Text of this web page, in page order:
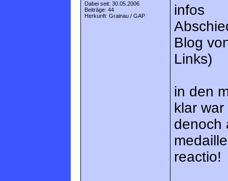
Dabei seit: 30.05.2006
Beiträge: 44
Herkunft: Grainau / GAP
infos
Blog
Links)
in den
klar
denoch
reactio!